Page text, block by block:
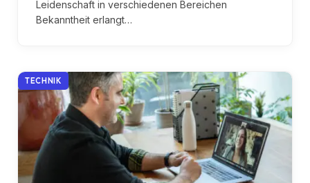
Leidenschaft in verschiedenen Bereichen
Bekanntheit erlangt…
TECHNIK